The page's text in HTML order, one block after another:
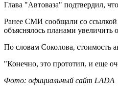
Глава "Автоваза" подтвердил,
Ранее СМИ сообщали со ссылкой
объяснялось планами
По словам Соколова, стоимость
"Конечно, это прототип, и еще
Фото: официальный сайт LADА